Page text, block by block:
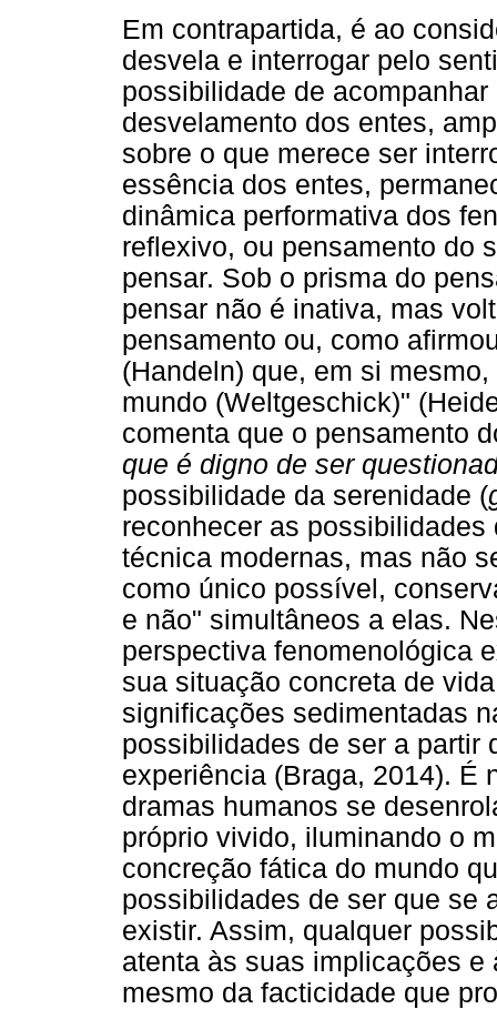
Em contrapartida, é ao
desvela e interrogar pelo
possibilidade de
desvelamento dos entes,
sobre o que merece ser
essência dos entes,
dinâmica performativa dos
reflexivo, ou pensamento do
pensar. Sob o prisma do
pensar não é inativa, mas
pensamento ou, como
(Handeln) que, em si
mundo (Weltgeschick)"
comenta que o pensamento
que é digno de ser
possibilidade da serenidade (
reconhecer as
técnica modernas, mas não
como único possível,
e não" simultâneos a elas.
perspectiva fenomenológica
sua situação concreta de
significações sedimentadas
possibilidades de ser a partir
experiência (Braga, 2014). É
dramas humanos se
próprio vivido, iluminando o
concreção fática do mundo
possibilidades de ser que se
existir. Assim, qualquer
atenta às suas implicações
mesmo da facticidade que